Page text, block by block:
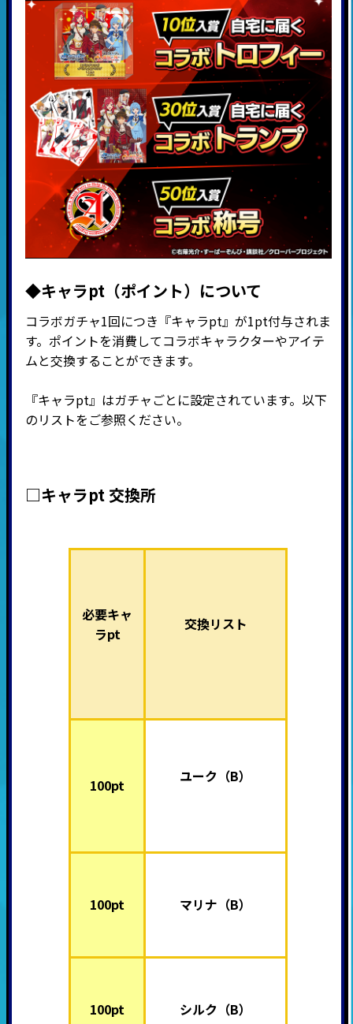
◆キャラpt（ポイント）について
コラボガチャ1回につき『キャラpt』が1pt付与されま
す。ポイントを消費してコラボキャラクターやアイテ
ムと交換することができます。
『キャラpt』はガチャごとに設定されています。以下
のリストをご参照ください。
□キャラpt 交換所
必要キャ
ラpt
交換リスト
100pt ユーク （B）
100pt マリナ（B）
100pt シルク（B）